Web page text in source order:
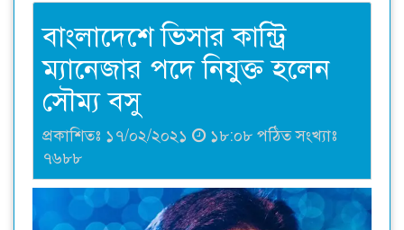
বাংলাদেশে ভিসার কান্ট্রি
ম্যানেজার পদে নিযুক্ত হলেন
সৌম্য বসু
প্রকাশিতঃ ১৭/০২/২০২১
১৮:০৮ পঠিত সংখ্যাঃ
৭৬৮৮